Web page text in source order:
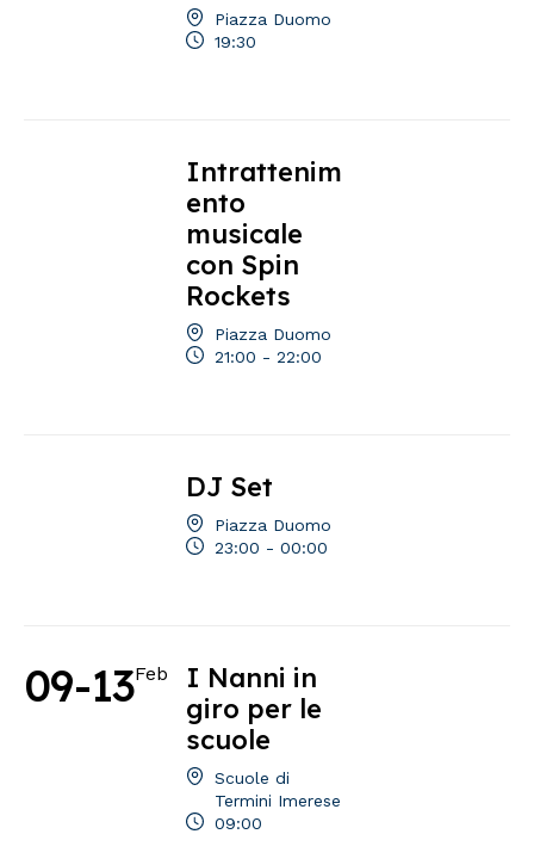
Piazza Duomo
19:30
Intrattenim
ento
musicale
con Spin
Rockets
Piazza Duomo
21:00 - 22:00
DJ Set
Piazza Duomo
23:00 - 00:00
09-13Feb
I Nanni in
giro per le
scuole
Scuole di
Termini Imerese
09:00